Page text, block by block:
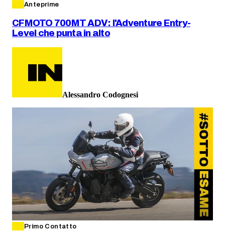
Anteprime
CFMOTO 700MT ADV: l'Adventure Entry-
Level che punta in alto
Alessandro Codognesi
Primo Contatto